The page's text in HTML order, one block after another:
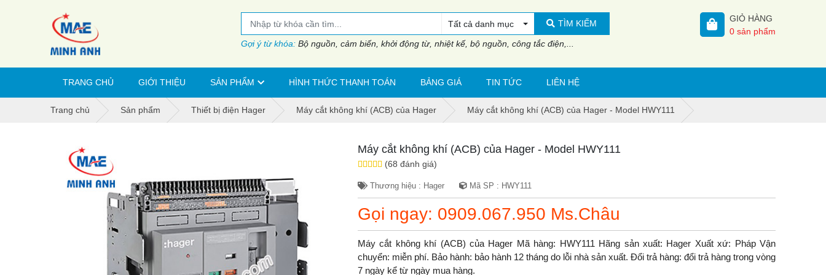
Tất cả danh mục TÌM KIẾM
Gợi ý từ khóa: Bộ nguồn, cảm biến, khởi động từ, nhiệt kế, bộ nguồn, công tắc điện,...
GIỎ HÀNG
0 sản phẩm
TRANG CHỦ GIỚI THIỆU SẢN PHẨM HÌNH THỨC THANH TOÁN BẢNG GIÁ TIN TỨC LIÊN HỆ
Trang chủ Sản phẩm Thiết bị điện Hager Máy cắt không khí (ACB) của Hager Máy cắt không khí (ACB) của Hager - Model HWY111
Máy cắt không khí (ACB) của Hager - Model HWY111
(68 đánh giá)
Thương hiệu : Hager Mã SP : HWY111
Gọi ngay: 0909.067.950 Ms.Châu
Máy cắt không khí (ACB) của Hager Mã hàng: HWY111 Hãng sản xuất: Hager Xuất xứ: Pháp Vận
chuyển: miễn phí. Bảo hành: bảo hành 12 tháng do lỗi nhà sản xuất. Đổi trả hàng: đổi trả hàng trong vòng
7 ngày kể từ ngày mua hàng.